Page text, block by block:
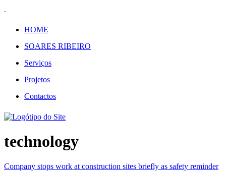
HOME
SOARES RIBEIRO
Serviços
Projetos
Contactos
technology
Company stops work at construction sites briefly as safety reminder